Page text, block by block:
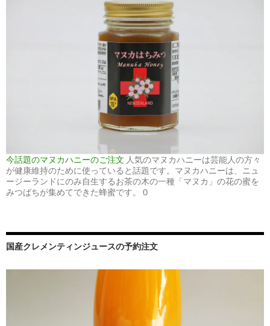
今話題のマヌカハニーのご注文 人気のマヌカハニーは芸能人の方々
が健康維持のために使っていると話題です。マヌカハニーは、ニュ
ージーランドにのみ自生するお茶の木の一種「マヌカ」の花の蜜を
みつばちが集めてできた蜂蜜です。 0
国産クレメンティンジュースの予約注文